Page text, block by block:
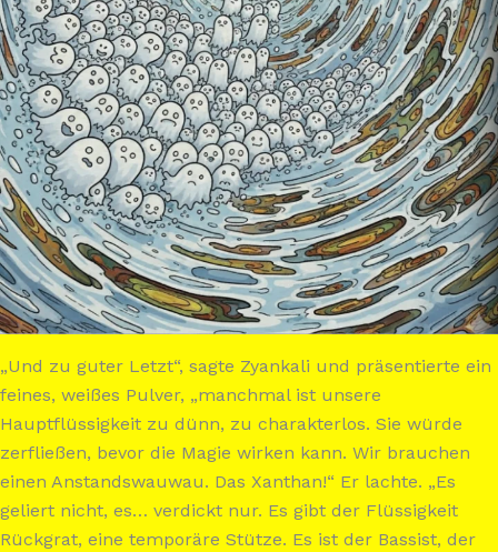
„Und zu guter Letzt“, sagte Zyankali und präsentierte ein
feines, weißes Pulver, „manchmal ist unsere
Hauptflüssigkeit zu dünn, zu charakterlos. Sie würde
zerfließen, bevor die Magie wirken kann. Wir brauchen
einen Anstandswauwau. Das Xanthan!“ Er lachte. „Es
geliert nicht, es… verdickt nur. Es gibt der Flüssigkeit
Rückgrat, eine temporäre Stütze. Es ist der Bassist, der